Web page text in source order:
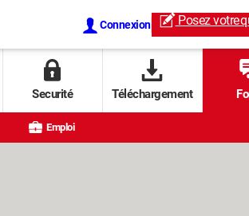
Connexion Posez votre
Securité Téléchargement
Emploi